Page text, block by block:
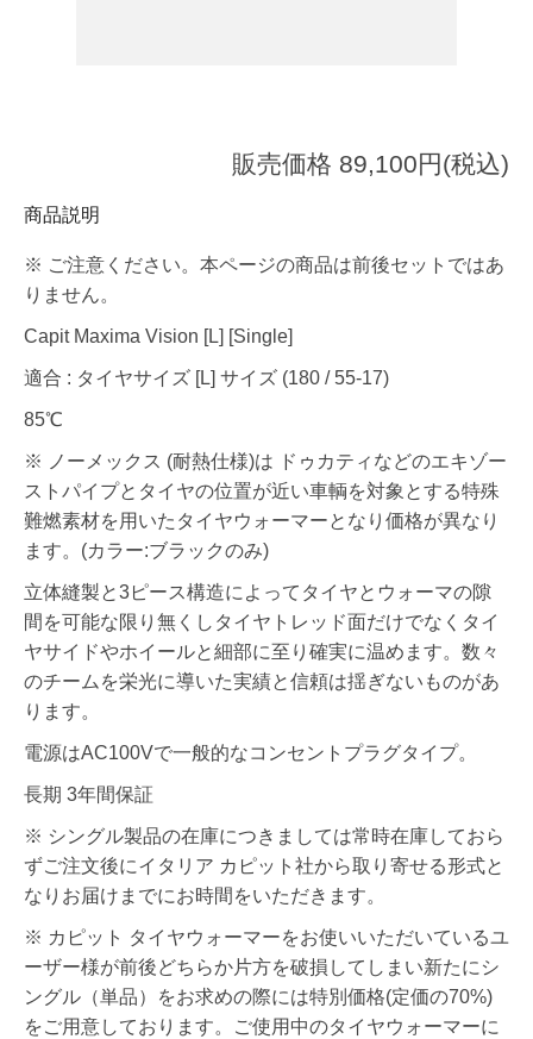
販売価格 89,100円(税込)
商品説明
※ ご注意ください。本ページの商品は前後セットではあ
りません。
Capit Maxima Vision [L] [Single]
適合 : タイヤサイズ [L] サイズ (180 / 55-17)
85℃
※ ノーメックス (耐熱仕様)は ドゥカティなどのエキゾー
ストパイプとタイヤの位置が近い車輌を対象とする特殊
難燃素材を用いたタイヤウォーマーとなり価格が異なり
ます。(カラー:ブラックのみ)
立体縫製と3ピース構造によってタイヤとウォーマの隙
間を可能な限り無くしタイヤトレッド面だけでなくタイ
ヤサイドやホイールと細部に至り確実に温めます。数々
のチームを栄光に導いた実績と信頼は揺ぎないものがあ
ります。
電源はAC100Vで一般的なコンセントプラグタイプ。
長期 3年間保証
※ シングル製品の在庫につきましては常時在庫しておら
ずご注文後にイタリア カピット社から取り寄せる形式と
なりお届けまでにお時間をいただきます。
※ カピット タイヤウォーマーをお使いいただいているユ
ーザー様が前後どちらか片方を破損してしまい新たにシ
ングル（単品）をお求めの際には特別価格(定価の70%)
をご用意しております。ご使用中のタイヤウォーマーに